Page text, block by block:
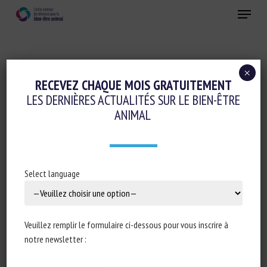
Menu
Réglementation
OLIVÉR VÁRHELYI – EUROPEAN
Type de document : article publié par la
Commission
européenne
RECEVEZ CHAQUE MOIS GRATUITEMENT
LES DERNIÈRES ACTUALITÉS SUR LE BIEN-ÊTRE
ANIMAL
Select language
Veuillez remplir le formulaire ci-dessous pour vous inscrire à
notre newsletter :
×